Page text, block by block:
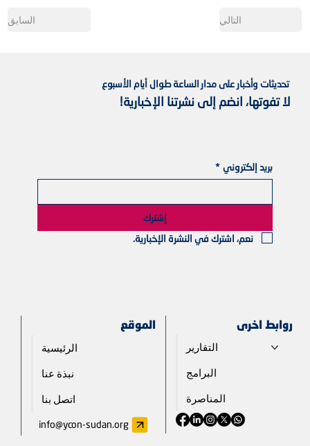
السابق التالي
الموقع
الرئيسية
نبذة عنا
اتصل بنا
info@ycon-sudan.org
روابط اخرى
التقارير
البرامج
المناصرة
تحديثات وأخبار على مدار الساعة طوال أيام الأسبوع
لا تفوتها، انضم إلى نشرتنا الإخبارية!
بريد إلكتروني *
إشترك
نعم، اشترك في النشرة الإخبارية.